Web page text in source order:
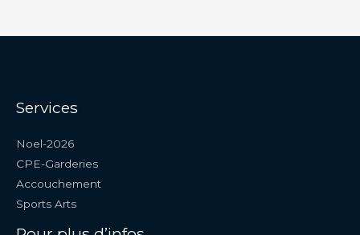
Services
Noel-2026
CPE-Garderies
Accouchement
Sports Arts